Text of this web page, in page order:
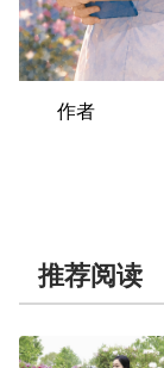
作者
推荐阅读